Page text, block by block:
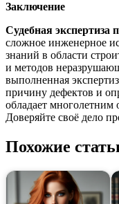
Заключение
Судебная экспертиза
сложное инженерное
знаний в области
и методов
выполненная
причину дефектов и
обладает многолетним
Доверяйте своё дело
Похожие